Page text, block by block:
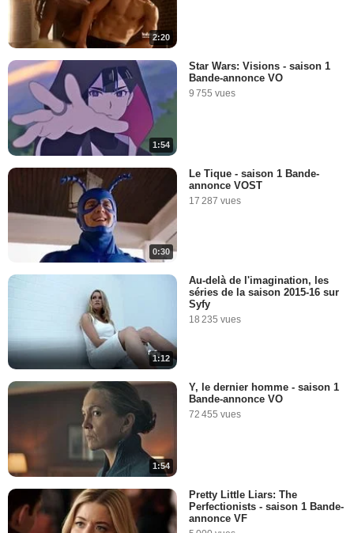
2:20
1:54
Star Wars: Visions - saison 1
Bande-annonce VO
9 755 vues
0:30
Le Tique - saison 1 Bande-
annonce VOST
17 287 vues
1:12
Au-delà de l'imagination, les
séries de la saison 2015-16 sur
Syfy
18 235 vues
1:54
Y, le dernier homme - saison 1
Bande-annonce VO
72 455 vues
Pretty Little Liars: The
Perfectionists - saison 1 Bande-
annonce VF